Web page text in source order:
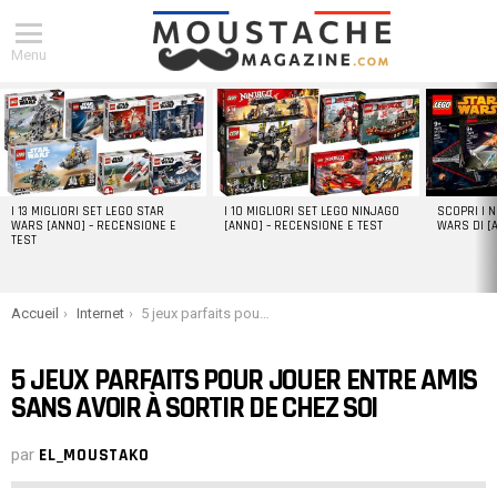
Menu
DERNIERS
ARTICLES
I 13 MIGLIORI SET LEGO STAR
WARS [ANNO] – RECENSIONE E
TEST
I 10 MIGLIORI SET LEGO NINJAGO
[ANNO] – RECENSIONE E TEST
SCOPRI I
WARS DI
You are here:
Accueil Internet 5 jeux parfaits pour jouer entre amis sans avoir à sortir de chez soi
5 JEUX PARFAITS POUR JOUER ENTRE AMIS
SANS AVOIR À SORTIR DE CHEZ SOI
par EL_MOUSTAKO